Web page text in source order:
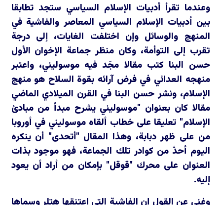
وعندما تقرأ أدبيات الإسلام السياسي ستجد تطابقا
بين أدبيات الإسلام السياسي المعاصر والفاشية في
المنهج والوسائل وإن اختلفت الغايات، إلى درجة
تقرب إلى التوأمة، وكان منظر جماعة الإخوان الأول
حسن البنا كتب مقالا مجّد فيه موسوليني، واعتبر
منهجه العدائي في فرض آرائه بقوة السلاح هو منهج
الإسلام، ونشر حسن البنا في القرن الميلادي الماضي
مقالا كان بعنوان "موسوليني يشرح مبدأ من مبادئ
الإسلام" تعليقا على خطاب ألقاه موسوليني في أوروبا
من على ظهر دبابة، وهذا المقال "أتحدى" أن ينكره
اليوم أحدٌ من كوادر تلك الجماعة، فهو موجود بذات
العنوان على محرك "قوقل" بإمكان من أراد أن يعود
إليه.